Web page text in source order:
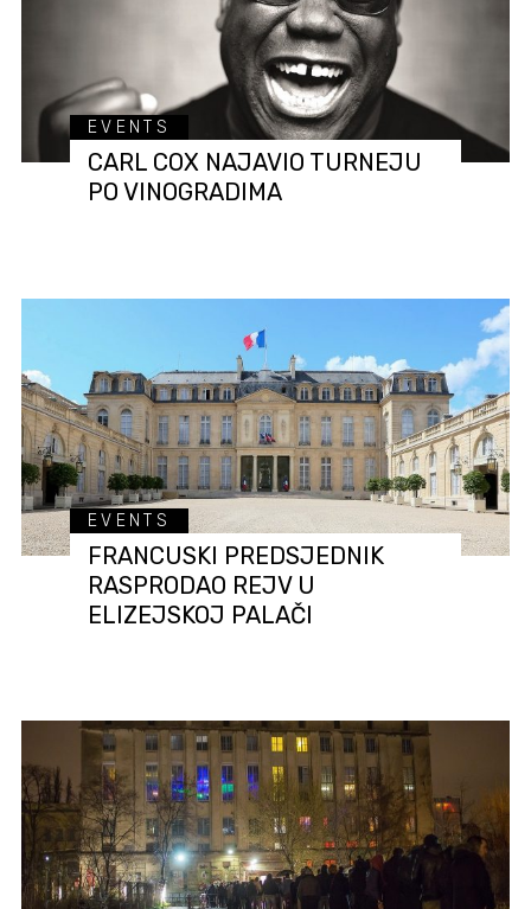
EVENTS
CARL COX NAJAVIO TURNEJU
PO VINOGRADIMA
EVENTS
FRANCUSKI PREDSJEDNIK
RASPRODAO REJV U
ELIZEJSKOJ PALAČI